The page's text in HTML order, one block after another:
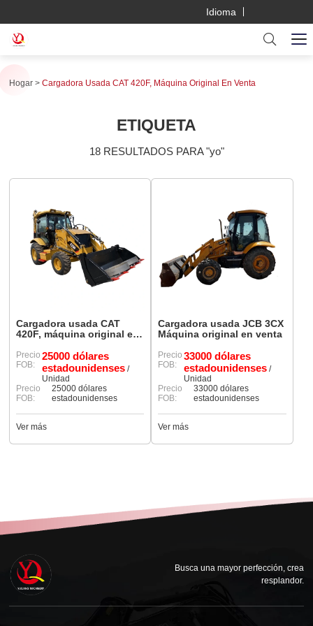
Idioma
Hogar Cargadora Usada CAT 420F, Máquina Original En Venta
ETIQUETA
18 RESULTADOS PARA "yo"
Cargadora usada CAT
420F, máquina original en
Precio
FOB:
25000 dólares
estadounidenses /
Unidad
Precio
FOB:
25000 dólares
estadounidenses
Ver más
Cargadora usada JCB 3CX
Máquina original en venta
Precio
FOB:
33000 dólares
estadounidenses /
Unidad
Precio
FOB:
33000 dólares
estadounidenses
Ver más
Busca una mayor perfección, crea
resplandor.